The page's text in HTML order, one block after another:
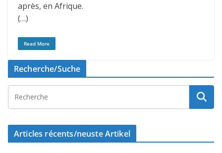
après, en Afrique.
(…)
Read More
Recherche/Suche
Articles récents/neuste Artikel